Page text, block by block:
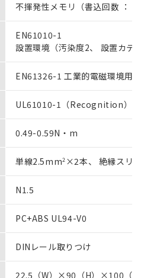
不揮発性メモリ（書込回数 ：
EN61010-1
設置環境（汚染度2、 設置カテ
EN61326-1 工業的電磁環境用途
UL61010-1（Recognition）、
0.49-0.59N・m
単線2.5mm2 ×2本、 絶縁スリ
N1.5
PC+ABS UL94-V0
DINレール取りつけ
22.5（W）×90（H）×100（D